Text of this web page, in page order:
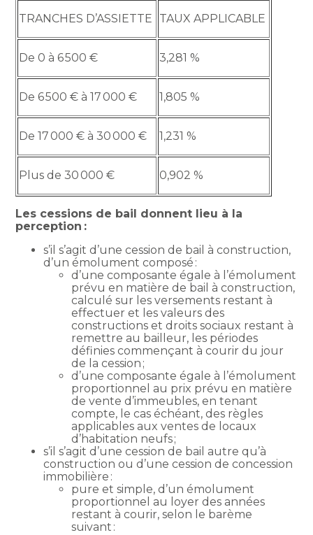
TRANCHES D’ASSIETTE TAUX APPLICABLE
De 0 à 6 500 € 3,281 %
De 6 500 € à 17 000 € 1,805 %
De 17 000 € à 30 000 € 1,231 %
Plus de 30 000 € 0,902 %
Les cessions de bail donnent lieu à la
perception :
s’il s’agit d’une cession de bail à construction,
d’un émolument composé :
d’une composante égale à l’émolument
prévu en matière de bail à construction,
calculé sur les versements restant à
effectuer et les valeurs des
constructions et droits sociaux restant à
remettre au bailleur, les périodes
définies commençant à courir du jour
de la cession ;
d’une composante égale à l’émolument
proportionnel au prix prévu en matière
de vente d’immeubles, en tenant
compte, le cas échéant, des règles
applicables aux ventes de locaux
d’habitation neufs ;
s’il s’agit d’une cession de bail autre qu’à
construction ou d’une cession de concession
immobilière :
pure et simple, d’un émolument
proportionnel au loyer des années
restant à courir, selon le barème
suivant :